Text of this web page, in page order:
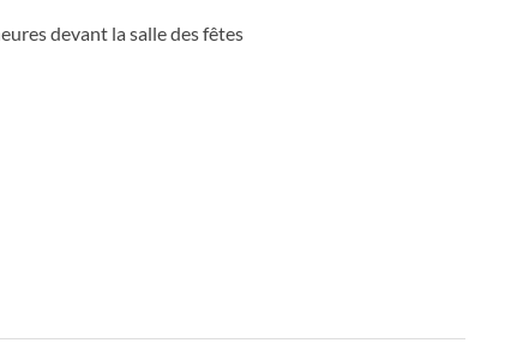
devant la salle des fêtes